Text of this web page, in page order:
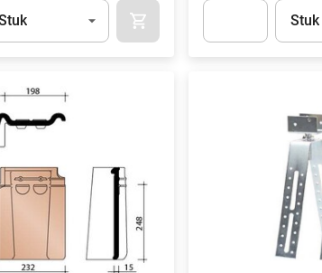
Eenheid
Stuk